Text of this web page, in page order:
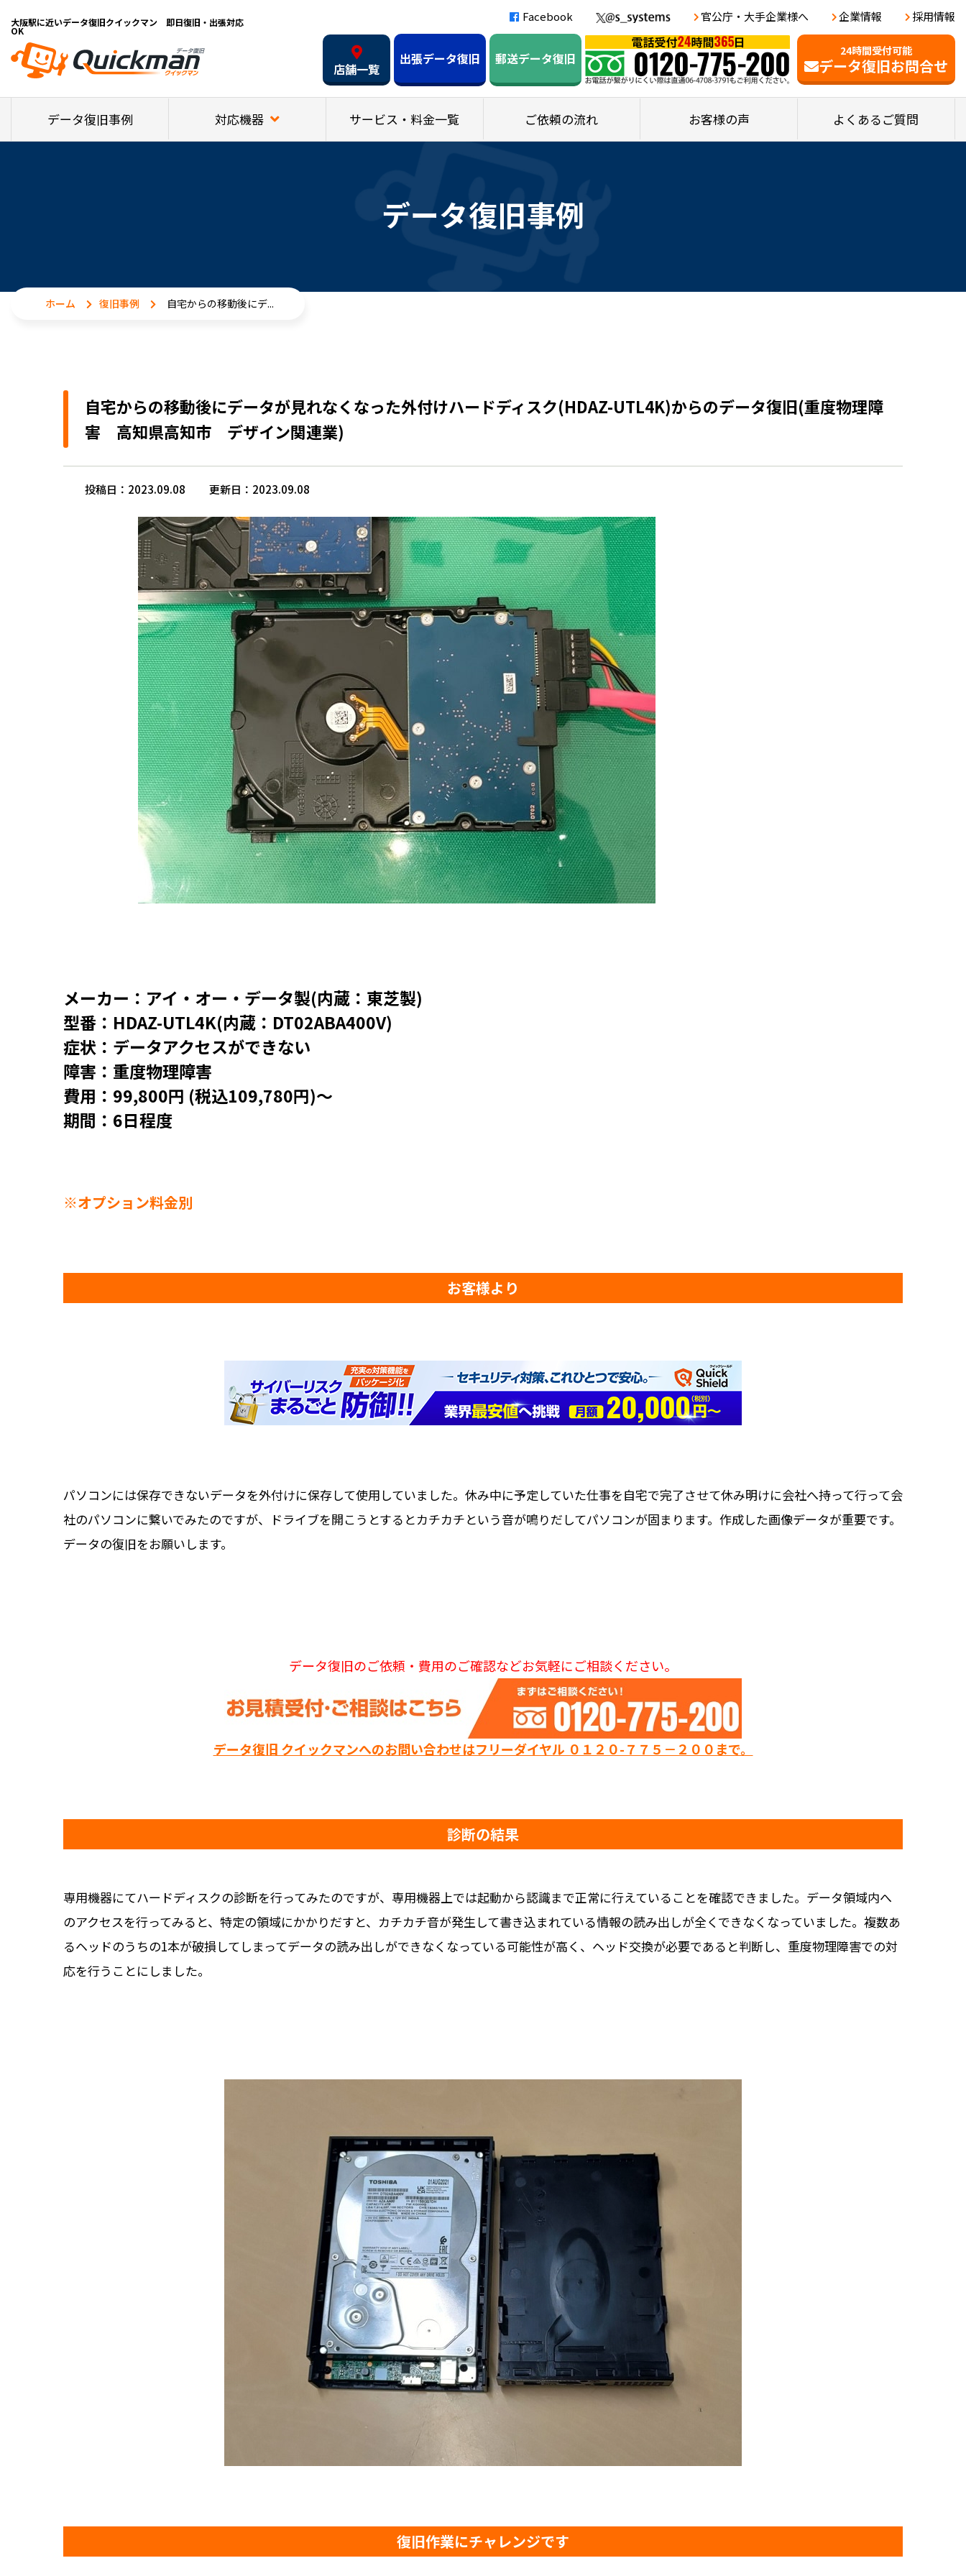
大阪駅に近いデータ復旧クイックマン 即日復旧・出張対応
OK
Facebook 官公庁・大手企業様へ 企業情報 採用情報
24時間受付可能
データ復旧お問合せ
店舗一覧
出張データ復旧 郵送データ復旧
データ復旧事例 対応機器 サービス・料金一覧 ご依頼の流れ お客様の声 よくあるご質問
データ復旧事例
ホーム 復旧事例 自宅からの移動後にデ...
自宅からの移動後にデータが見れなくなった外付けハードディスク(HDAZ-UTL4K)からのデータ復旧(重度物理障
害 高知県高知市 デザイン関連業)
投稿日：2023.09.08 更新日：2023.09.08
メーカー：アイ・オー・データ製(内蔵：東芝製)
型番：HDAZ-UTL4K(内蔵：DT02ABA400V)
症状：データアクセスができない
障害：重度物理障害
費用：99,800円 (税込109,780円)～
期間：6日程度
※オプション料金別
お客様より
パソコンには保存できないデータを外付けに保存して使用していました。休み中に予定していた仕事を自宅で完了させて休み明けに会社へ持って行って会
社のパソコンに繋いでみたのですが、ドライブを開こうとするとカチカチという音が鳴りだしてパソコンが固まります。作成した画像データが重要です。
データの復旧をお願いします。
データ復旧のご依頼・費用のご確認などお気軽にご相談ください。
データ復旧 クイックマンへのお問い合わせはフリーダイヤル ０１２０-７７５－２００まで。
診断の結果
専用機器にてハードディスクの診断を行ってみたのですが、専用機器上では起動から認識まで正常に行えていることを確認できました。データ領域内へ
のアクセスを行ってみると、特定の領域にかかりだすと、カチカチ音が発生して書き込まれている情報の読み出しが全くできなくなっていました。複数あ
るヘッドのうちの1本が破損してしまってデータの読み出しができなくなっている可能性が高く、ヘッド交換が必要であると判断し、重度物理障害での対
応を行うことにしました。
復旧作業にチャレンジです